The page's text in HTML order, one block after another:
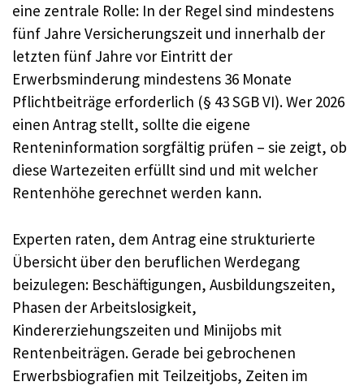
eine zentrale Rolle: In der Regel sind mindestens
fünf Jahre Versicherungszeit und innerhalb der
letzten fünf Jahre vor Eintritt der
Erwerbsminderung mindestens 36 Monate
Pflichtbeiträge erforderlich (§ 43 SGB VI). Wer 2026
einen Antrag stellt, sollte die eigene
Renteninformation sorgfältig prüfen – sie zeigt, ob
diese Wartezeiten erfüllt sind und mit welcher
Rentenhöhe gerechnet werden kann.
Experten raten, dem Antrag eine strukturierte
Übersicht über den beruflichen Werdegang
beizulegen: Beschäftigungen, Ausbildungszeiten,
Phasen der Arbeitslosigkeit,
Kindererziehungszeiten und Minijobs mit
Rentenbeiträgen. Gerade bei gebrochenen
Erwerbsbiografien mit Teilzeitjobs, Zeiten im